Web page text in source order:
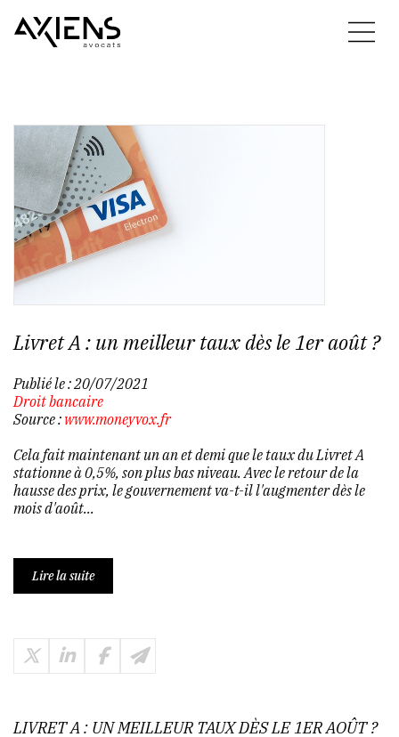
Livret A : un meilleur taux dès le 1er août ?
Publié le :20/07/2021
Droit bancaire
Source : www.moneyvox.fr
Cela fait maintenant un an et demi que le taux du Livret A
stationne à 0,5%, son plus bas niveau. Avec le retour de la
hausse des prix, le gouvernement va-t-il l'augmenter dès le
mois d'août...
Lire la suite
LIVRET A : UN MEILLEUR TAUX DÈS LE 1ER AOÛT ?